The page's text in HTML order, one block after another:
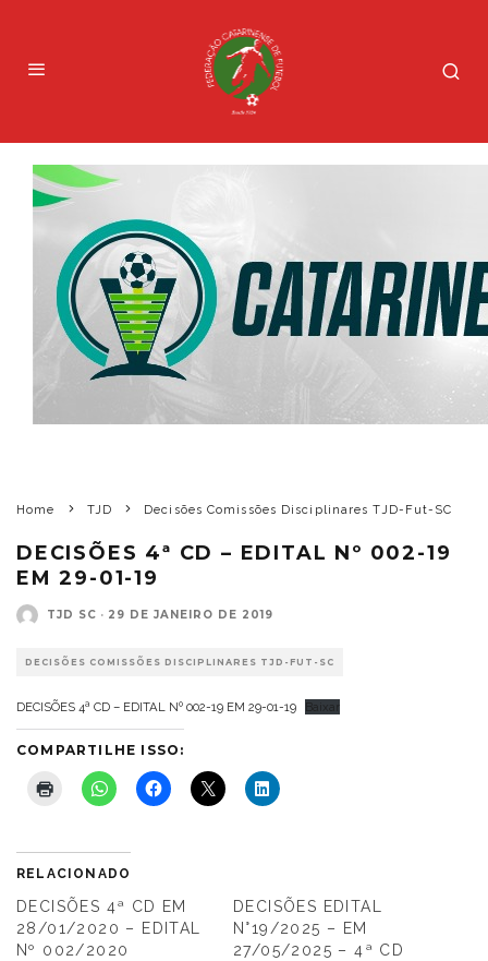
Home TJD Decisões Comissões Disciplinares TJD-Fut-SC
DECISÕES 4ª CD – EDITAL Nº 002-19
EM 29-01-19
TJD SC · 29 DE JANEIRO DE 2019
DECISÕES COMISSÕES DISCIPLINARES TJD-FUT-SC
DECISÕES 4ª CD – EDITAL Nº 002-19 EM 29-01-19 Baixar
COMPARTILHE ISSO:
RELACIONADO
DECISÕES 4ª CD EM
28/01/2020 – EDITAL
Nº 002/2020
DECISÕES EDITAL
N°19/2025 – EM
27/05/2025 – 4ª CD